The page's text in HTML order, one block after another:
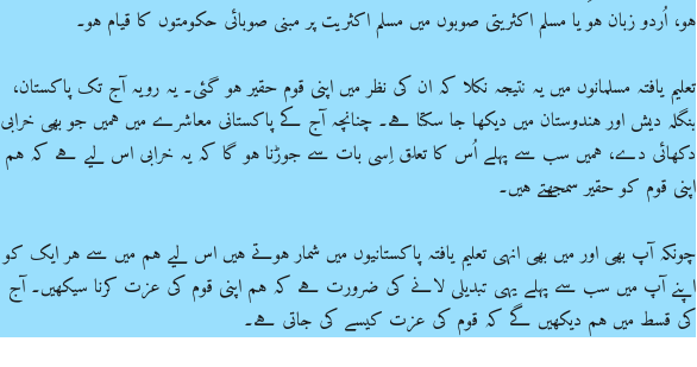
ہو، اُردو زبان ہو یا مسلم اکثریتی صوبوں میں مسلم اکثریت پر مبنی صوبائی حکومتوں کا قیام ہو۔
تعلیم یافتہ مسلمانوں میں یہ نتیجہ نکلا کہ ان کی نظر میں اپنی قوم حقیر ہو گئی۔ یہ رویہ آج تک پاکستان،
بنگلہ دیش اور ہندوستان میں دیکھا جا سکتا ہے۔ چنانچہ آج کے پاکستانی معاشرے میں ہمیں جو بھی خرابی
دکھائی دے، ہمیں سب سے پہلے اُس کا تعلق اِسی بات سے جوڑنا ہو گا کہ یہ خرابی اس لیے ہے کہ ہم
اپنی قوم کو حقیر سمجھتے ہیں۔
چونکہ آپ بھی اور میں بھی انہی تعلیم یافتہ پاکستانیوں میں شمار ہوتے ہیں اس لیے ہم میں سے ہر ایک کو
اپنے آپ میں سب سے پہلے یہی تبدیلی لانے کی ضرورت ہے کہ ہم اپنی قوم کی عزت کرنا سیکھیں۔ آج
کی قسط میں ہم دیکھیں گے کہ قوم کی عزت کیسے کی جاتی ہے۔